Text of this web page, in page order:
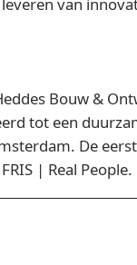
Bouw &
tot een
De
| Real People.